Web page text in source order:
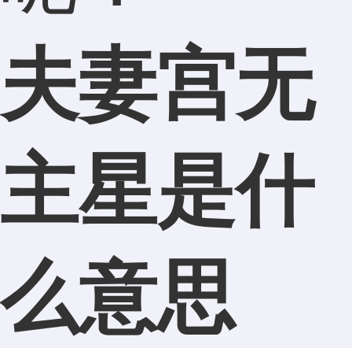
夫妻宫无
主星是什
么意思